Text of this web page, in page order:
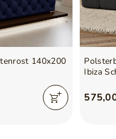
140x200
Ibiza